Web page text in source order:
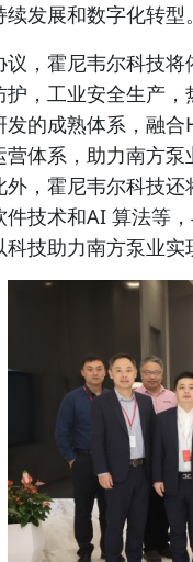
发展和数字化转型。
议，霍尼韦尔科技
护，工业安全生产
发的成熟体系，融
营体系，助力南方
外，霍尼韦尔科技
件技术和AI 算法等
技助力南方泵业实